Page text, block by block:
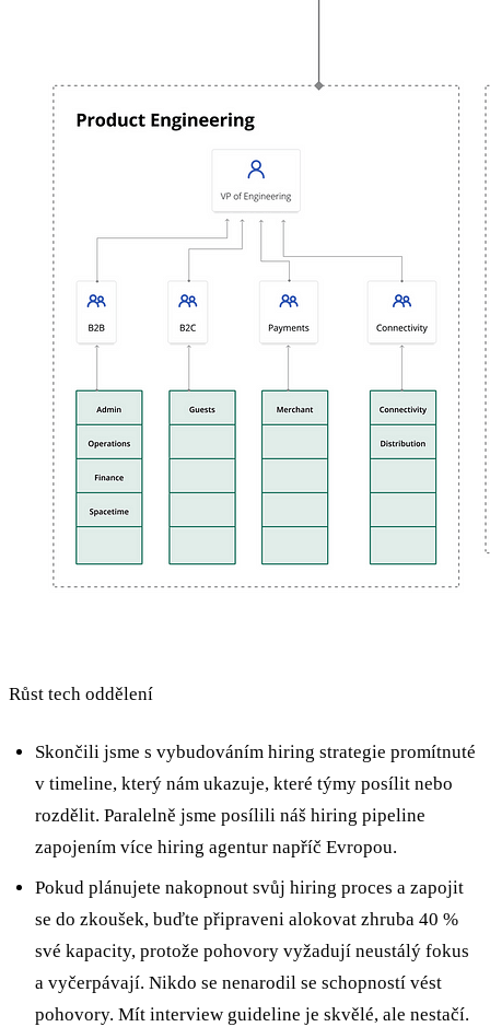
Růst tech oddělení
Skončili jsme s vybudováním hiring strategie promítnuté
v timeline, který nám ukazuje, které týmy posílit nebo
rozdělit. Paralelně jsme posílili náš hiring pipeline
zapojením více hiring agentur napříč Evropou.
Pokud plánujete nakopnout svůj hiring proces a zapojit
se do zkoušek, buďte připraveni alokovat zhruba 40 %
své kapacity, protože pohovory vyžadují neustálý fokus
a vyčerpávají. Nikdo se nenarodil se schopností vést
pohovory. Mít interview guideline je skvělé, ale nestačí.